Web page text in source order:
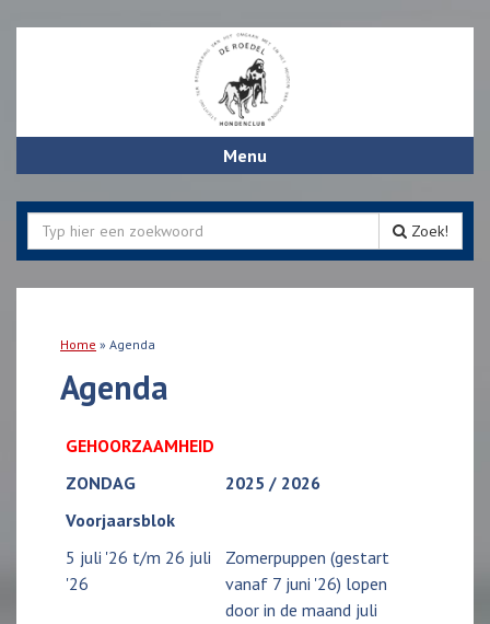
Menu
Zoek!
Home » Agenda
Agenda
GEHOORZAAMHEID
ZONDAG
2025 / 2026
Voorjaarsblok
5 juli '26 t/m 26 juli
'26
Zomerpuppen (gestart
vanaf 7 juni '26) lopen
door in de maand juli